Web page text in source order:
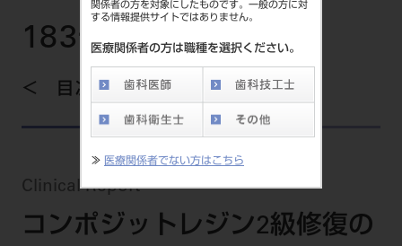
関係者の方を対象にしたものです。一般の方に対
する情報提供サイトではありません。
医療関係者の方は職種を選択ください。
≫ 医療関係者でない方はこちら
183号 WINTER
目次を見る
Clinical Report
コンポジットレジン2級修復の
ご開業について
MORITA With
製品情報
製品情報トップ
製品カテゴリ
チェア・ユニット
お客様相談センター
製品サポート情報
セミナー・イベント